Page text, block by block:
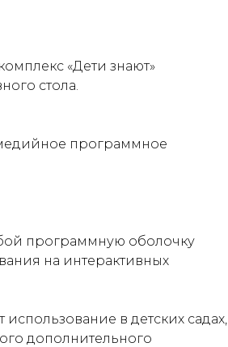
«Дети знают»
стола.
программное
программную оболочку
на интерактивных
в детских садах,
дополнительного